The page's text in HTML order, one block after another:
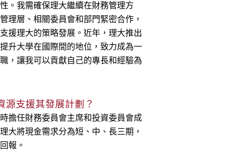
。我需確保理大繼續在財務管理方
理層、相關委員會和部門緊密合作，
援理大的策略發展。近年，理大推出
升大學在國際間的地位，致力成為一
，讓我可以貢獻自己的專長和經驗為
源支援其發展計劃？
擔任財務委員會主席和投資委員會成
大將現金需求分為短、中、長三期，
報。